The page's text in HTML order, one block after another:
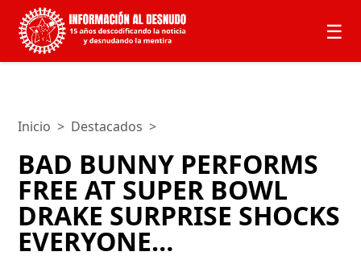
☰
Inicio > Destacados >
BAD BUNNY PERFORMS
FREE AT SUPER BOWL
DRAKE SURPRISE SHOCKS
EVERYONE…